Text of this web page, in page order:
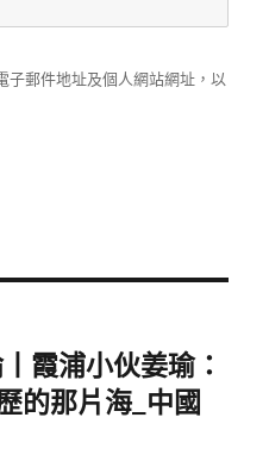
子郵件地址及個人網站網址，以
霞浦小伙姜瑜：
的那片海_中國